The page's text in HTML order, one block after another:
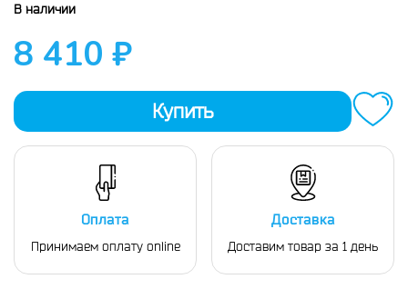
В наличии
8 410 ₽
Купить
Оплата
Принимаем оплату online
Доставка
Доставим товар за 1 день